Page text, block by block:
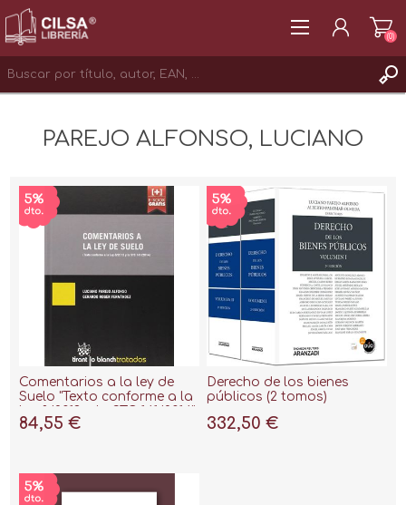
INICIAR SESIÓN
(0)
PAREJO ALFONSO, LUCIANO
Comentarios a la ley de
Suelo "Texto conforme a la
84,55 €
Derecho de los bienes
públicos (2 tomos)
332,50 €